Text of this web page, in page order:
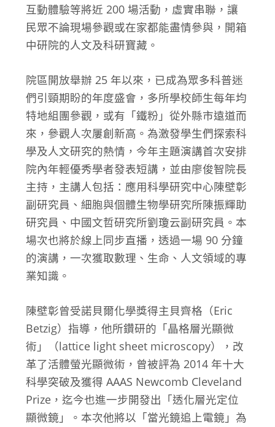
互動體驗等將近 200 場活動，虛實串聯，讓
民眾不論現場參觀或在家都能盡情參與，開箱
中研院的人文及科研寶藏。
院區開放舉辦 25 年以來，已成為眾多科普迷
們引頸期盼的年度盛會，多所學校師生每年均
特地組團參觀，或有「鐵粉」從外縣市遠道而
來，參觀人次屢創新高。為激發學生們探索科
學及人文研究的熱情，今年主題演講首次安排
院內年輕優秀學者發表短講，並由廖俊智院長
主持，主講人包括：應用科學研究中心陳壁彰
副研究員、細胞與個體生物學研究所陳振輝助
研究員、中國文哲研究所劉瓊云副研究員。本
場次也將於線上同步直播，透過一場 90 分鐘
的演講，一次獲取數理、生命、人文領域的專
業知識。
陳壁彰曾受諾貝爾化學獎得主貝齊格（Eric
Betzig）指導，他所鑽研的「晶格層光顯微
術」（lattice light sheet microscopy），改
革了活體螢光顯微術，曾被評為 2014 年十大
科學突破及獲得 AAAS Newcomb Cleveland
Prize，迄今也進一步開發出「透化層光定位
顯微鏡」。本次他將以「當光鏡追上電鏡」為